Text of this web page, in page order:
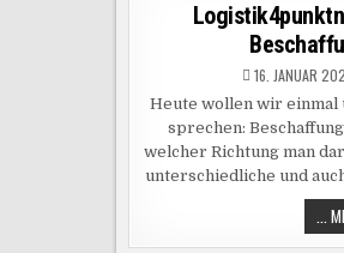
16. JANUAR
Heute wollen wir einmal
sprechen:
welcher Richtung man
unterschiedliche und
...